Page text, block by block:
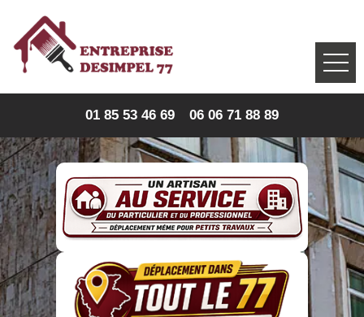
01 85 53 46 69 06 06 71 88 89